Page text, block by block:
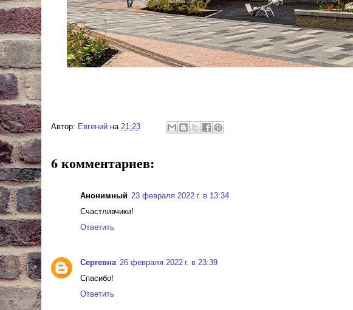
Автор: Евгений на 21:23
6 комментариев:
Анонимный 23 февраля 2022 г. в 13:34
Счастливчики!
Ответить
Сергевна 26 февраля 2022 г. в 23:39
Спасибо!
Ответить